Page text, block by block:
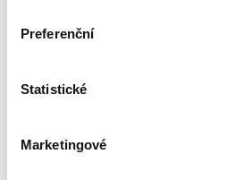
Preferenční
Statistické
Marketingové
součástek vyrobených z
termokontrol se rovněž vztahuje
Nevkládejte Zepter termokontrol
24měsíční záruka. Nevkládejte je
nevystavujte vysokým teplotám.